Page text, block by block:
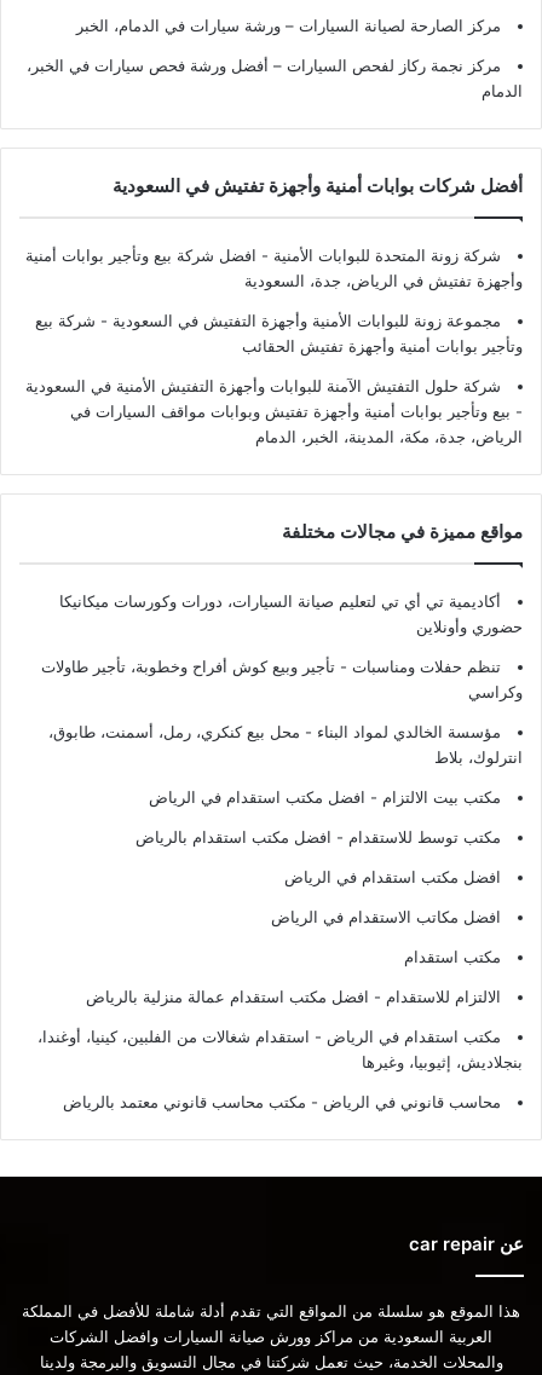
مركز الصارحة لصيانة السيارات – ورشة سيارات في الدمام، الخبر
مركز نجمة ركاز لفحص السيارات – أفضل ورشة فحص سيارات في الخبر،
الدمام
أفضل شركات بوابات أمنية وأجهزة تفتيش في السعودية
شركة زونة المتحدة للبوابات الأمنية - افضل شركة بيع وتأجير بوابات أمنية
وأجهزة تفتيش في الرياض، جدة، السعودية
مجموعة زونة للبوابات الأمنية وأجهزة التفتيش في السعودية - شركة بيع
وتأجير بوابات أمنية وأجهزة تفتيش الحقائب
شركة حلول التفتيش الآمنة للبوابات وأجهزة التفتيش الأمنية في السعودية
- بيع وتأجير بوابات أمنية وأجهزة تفتيش وبوابات مواقف السيارات في
الرياض، جدة، مكة، المدينة، الخبر، الدمام
مواقع مميزة في مجالات مختلفة
أكاديمية تي أي تي لتعليم صيانة السيارات، دورات وكورسات ميكانيكا
حضوري وأونلاين
تنظم حفلات ومناسبات - تأجير وبيع كوش أفراح وخطوبة، تأجير طاولات
وكراسي
مؤسسة الخالدي لمواد البناء - محل بيع كنكري، رمل، أسمنت، طابوق،
انترلوك، بلاط
مكتب بيت الالتزام - افضل مكتب استقدام في الرياض
مكتب توسط للاستقدام - افضل مكتب استقدام بالرياض
افضل مكتب استقدام في الرياض
افضل مكاتب الاستقدام في الرياض
مكتب استقدام
الالتزام للاستقدام - افضل مكتب استقدام عمالة منزلية بالرياض
مكتب استقدام في الرياض - استقدام شغالات من الفلبين، كينيا، أوغندا،
بنجلاديش، إثيوبيا، وغيرها
محاسب قانوني في الرياض - مكتب محاسب قانوني معتمد بالرياض
عن car repair
هذا الموقع هو سلسلة من المواقع التي تقدم أدلة شاملة للأفضل في المملكة
العربية السعودية من مراكز وورش صيانة السيارات وافضل الشركات
والمحلات الخدمة، حيث تعمل شركتنا في مجال التسويق والبرمجة ولدينا